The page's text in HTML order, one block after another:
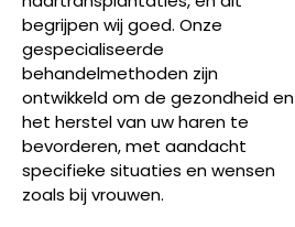
begrijpen wij goed. Onze
gespecialiseerde
behandelmethoden zijn
ontwikkeld om de gezondheid en
het herstel van uw haren te
bevorderen, met aandacht
specifieke situaties en wensen
zoals bij vrouwen.